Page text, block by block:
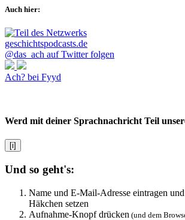
Auch hier:
@das_ach auf Twitter folgen
Ach? bei Fyyd
Werd mit deiner Sprachnachricht Teil
[i]
Und so geht's:
Name und E-Mail-Adresse eintragen
Häkchen setzen
Aufnahme-Knopf drücken (und dem